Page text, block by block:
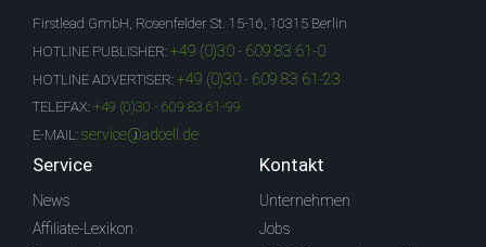
Firstlead GmbH, Rosenfelder St. 15-16, 10315 Berlin
HOTLINE PUBLISHER: +49 (0)30 - 609 83 61-0
HOTLINE ADVERTISER: +49 (0)30 - 609 83 61-23
TELEFAX: +49 (0)30 - 609 83 61-99
E-MAIL: service@adcell.de
Service
News
Affiliate-Lexikon
Kontakt
Unternehmen
Jobs